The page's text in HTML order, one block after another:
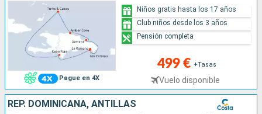
Pague en 4X
499 € +Tasas
Vuelo disponible
Niños gratis hasta los 17 años
Club niños desde los 3 años
Pensión completa
REP. DOMINICANA, ANTILLAS